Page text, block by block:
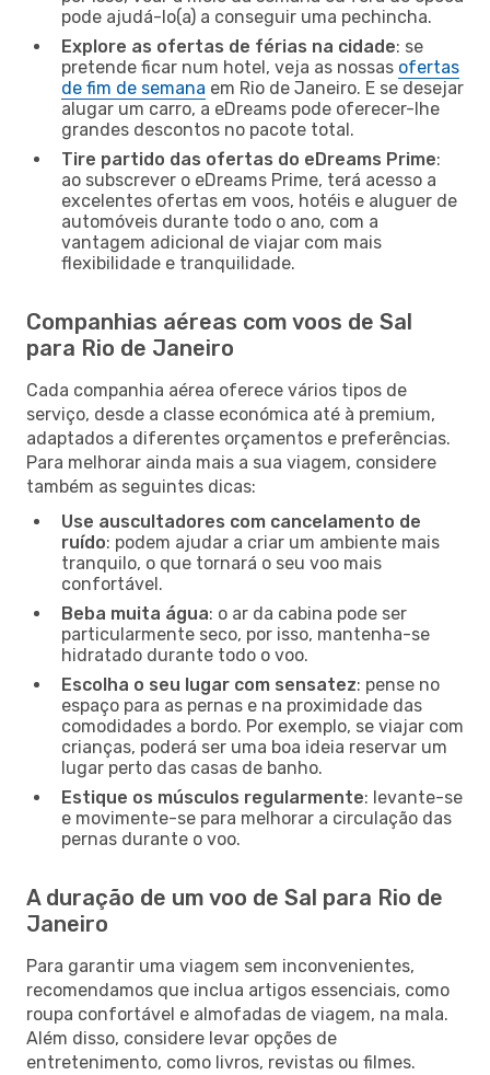
pode ajudá-lo(a) a conseguir uma pechincha.
Explore as ofertas de férias na cidade: se
pretende ficar num hotel, veja as nossas ofertas
de fim de semana em Rio de Janeiro. E se desejar
alugar um carro, a eDreams pode oferecer-lhe
grandes descontos no pacote total.
Tire partido das ofertas do eDreams Prime:
ao subscrever o eDreams Prime, terá acesso a
excelentes ofertas em voos, hotéis e aluguer de
automóveis durante todo o ano, com a
vantagem adicional de viajar com mais
flexibilidade e tranquilidade.
Companhias aéreas com voos de Sal
para Rio de Janeiro
Cada companhia aérea oferece vários tipos de
serviço, desde a classe económica até à premium,
adaptados a diferentes orçamentos e preferências.
Para melhorar ainda mais a sua viagem, considere
também as seguintes dicas:
Use auscultadores com cancelamento de
ruído: podem ajudar a criar um ambiente mais
tranquilo, o que tornará o seu voo mais
confortável.
Beba muita água: o ar da cabina pode ser
particularmente seco, por isso, mantenha-se
hidratado durante todo o voo.
Escolha o seu lugar com sensatez: pense no
espaço para as pernas e na proximidade das
comodidades a bordo. Por exemplo, se viajar com
crianças, poderá ser uma boa ideia reservar um
lugar perto das casas de banho.
Estique os músculos regularmente: levante-se
e movimente-se para melhorar a circulação das
pernas durante o voo.
A duração de um voo de Sal para Rio de
Janeiro
Para garantir uma viagem sem inconvenientes,
recomendamos que inclua artigos essenciais, como
roupa confortável e almofadas de viagem, na mala.
Além disso, considere levar opções de
entretenimento, como livros, revistas ou filmes.